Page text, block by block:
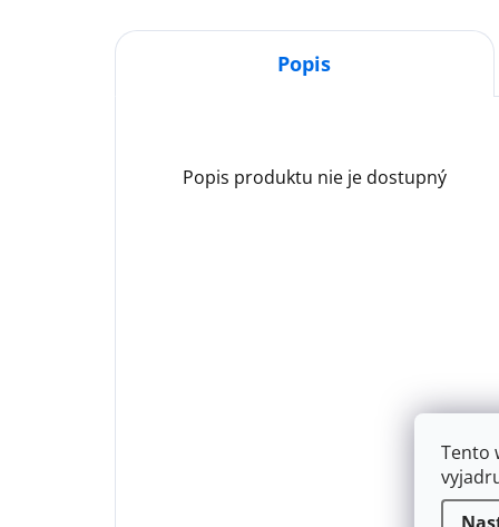
Tento
Popis
Popis produktu nie je dostupný